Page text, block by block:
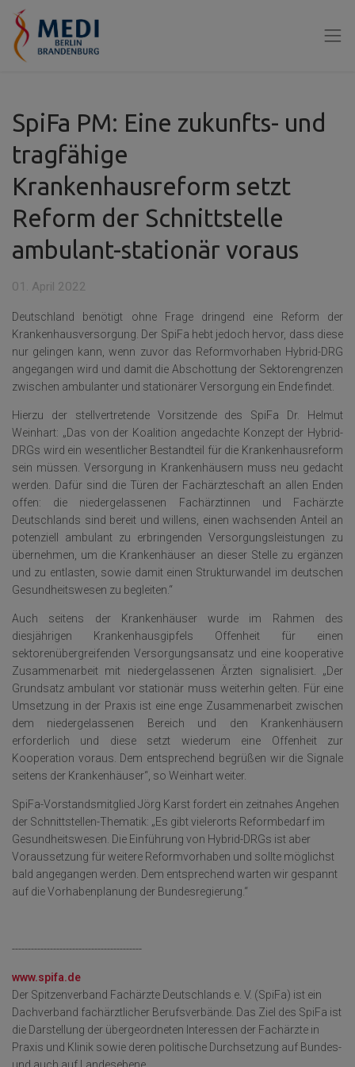
SpiFa PM: Eine zukunfts- und
tragfähige
Krankenhausreform setzt
Reform der Schnittstelle
ambulant-stationär voraus
01. April 2022
Deutschland benötigt ohne Frage dringend eine Reform der
Krankenhausversorgung. Der SpiFa hebt jedoch hervor, dass diese
nur gelingen kann, wenn zuvor das Reformvorhaben Hybrid-DRG
angegangen wird und damit die Abschottung der Sektorengrenzen
zwischen ambulanter und stationärer Versorgung ein Ende findet.
Hierzu der stellvertretende Vorsitzende des SpiFa Dr. Helmut
Weinhart: „Das von der Koalition angedachte Konzept der Hybrid-
DRGs wird ein wesentlicher Bestandteil für die Krankenhausreform
sein müssen. Versorgung in Krankenhäusern muss neu gedacht
werden. Dafür sind die Türen der Fachärzteschaft an allen Enden
offen: die niedergelassenen Fachärztinnen und Fachärzte
Deutschlands sind bereit und willens, einen wachsenden Anteil an
potenziell ambulant zu erbringenden Versorgungsleistungen zu
übernehmen, um die Krankenhäuser an dieser Stelle zu ergänzen
und zu entlasten, sowie damit einen Strukturwandel im deutschen
Gesundheitswesen zu begleiten.“
Auch seitens der Krankenhäuser wurde im Rahmen des
diesjährigen Krankenhausgipfels Offenheit für einen
sektorenübergreifenden Versorgungsansatz und eine kooperative
Zusammenarbeit mit niedergelassenen Ärzten signalisiert. „Der
Grundsatz ambulant vor stationär muss weiterhin gelten. Für eine
Umsetzung in der Praxis ist eine enge Zusammenarbeit zwischen
dem niedergelassenen Bereich und den Krankenhäusern
erforderlich und diese setzt wiederum eine Offenheit zur
Kooperation voraus. Dem entsprechend begrüßen wir die Signale
seitens der Krankenhäuser“, so Weinhart weiter.
SpiFa-Vorstandsmitglied Jörg Karst fordert ein zeitnahes Angehen
der Schnittstellen-Thematik: „Es gibt vielerorts Reformbedarf im
Gesundheitswesen. Die Einführung von Hybrid-DRGs ist aber
Voraussetzung für weitere Reformvorhaben und sollte möglichst
bald angegangen werden. Dem entsprechend warten wir gespannt
auf die Vorhabenplanung der Bundesregierung.“
-----------------------------------------
www.spifa.de
Der Spitzenverband Fachärzte Deutschlands e. V. (SpiFa) ist ein
Dachverband fachärztlicher Berufsverbände. Das Ziel des SpiFa ist
die Darstellung der übergeordneten Interessen der Fachärzte in
Praxis und Klinik sowie deren politische Durchsetzung auf Bundes-